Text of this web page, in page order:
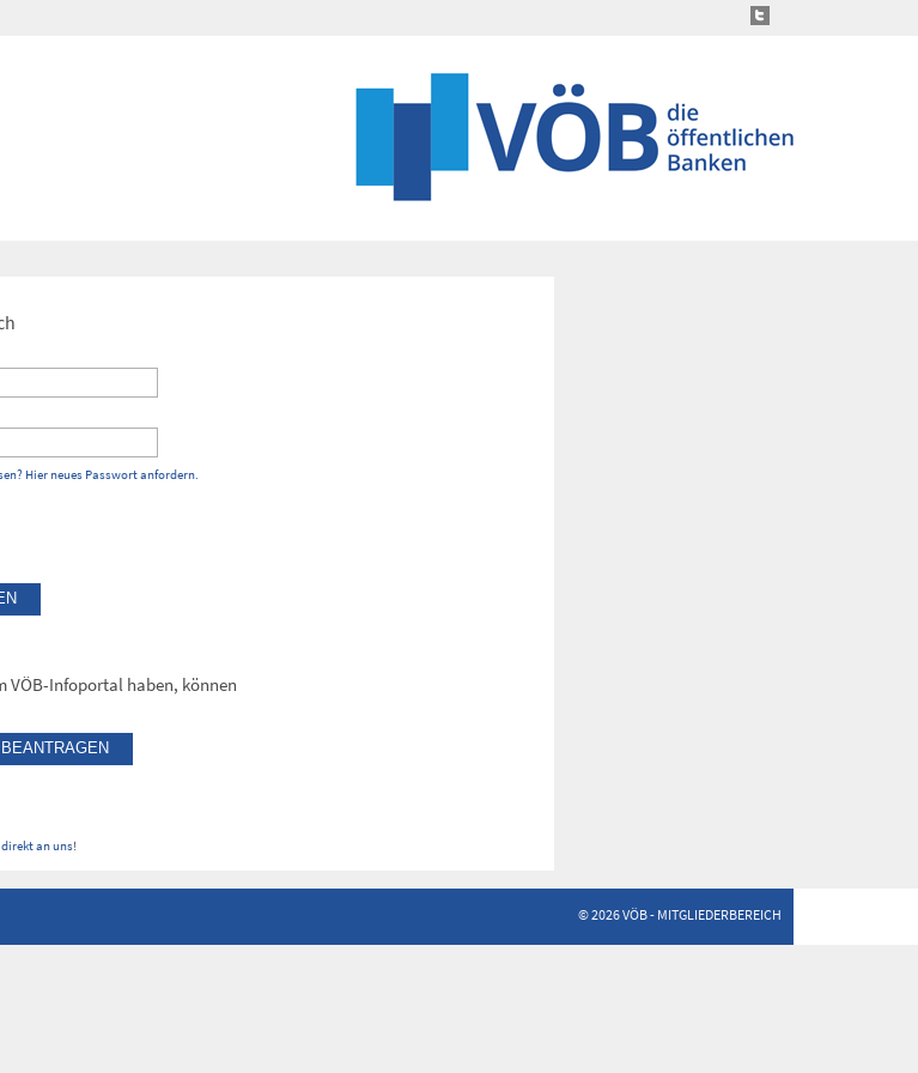
Hier neues Passwort anfordern.
VÖB-Infoportal haben, können
direkt an uns!
© 2026 VÖB - MITGLIEDERBEREICH